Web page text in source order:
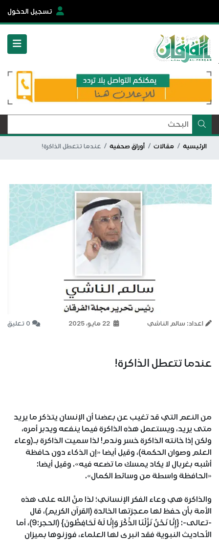
تسجيل الدخول
الرئيسية مقالات أوراق صحفية عندما تتعطل الذاكرة!
اعداد: سالم الناشي 0 تعليق
عندما تتعطل الذاكرة!
من النعم التي قد تغيب عن بعضنا أن الإنسان يتذكر ما يريد
متى يريد، ويستعمل هذه الذاكرة فيما ينفعه ويدبر أمره،
ولكن إذا خانته الذاكرة خسر وندم! لذا سميت الذاكرة بـ(وعاء
العلم وصوان الحكمة)، وقيل أيضا «إن الذكاء دون حافظة
أشبه بغربال لا يكاد يمسك ما تضعه فيه». وقيل أيضا:
«الحافظة واسطة من وسائط الكمال».
والذاكرة هي وعاء الفكر الإنساني؛ لذا منَّ الله على هذه
الأمة بأن حفظ لها معجزتها الخالدة (القرآن الكريم)، قال
-تعالى-: {إِنَّا نَحْنُ نَزَّلْنَا الذِّكْرَ وَإِنَّا لَهُ لَحَافِظُونَ} (الحجر:9)، أما
الأحاديث النبوية فقد انبرى لها العلماء، فوزنوها بميزان